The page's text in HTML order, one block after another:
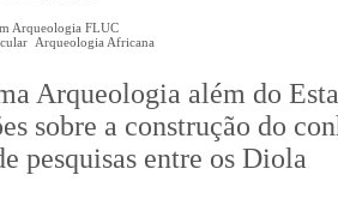
Arqueologia FLUC
Arqueologia Africana
Arqueologia além do
sobre a construção do
pesquisas entre os Diola